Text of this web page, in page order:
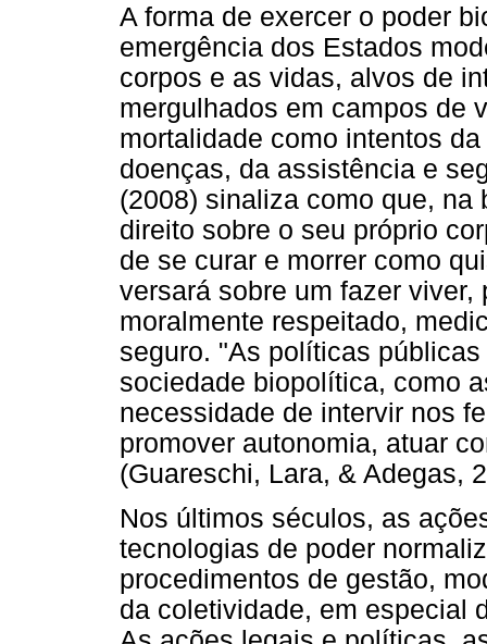
A forma de exercer o poder
emergência dos Estados
corpos e as vidas, alvos de
mergulhados em campos de
mortalidade como intentos
doenças, da assistência e
(2008) sinaliza como que,
direito sobre o seu próprio
de se curar e morrer como
versará sobre um fazer
moralmente respeitado,
seguro. "As políticas
sociedade biopolítica, como
necessidade de intervir nos
promover autonomia, atuar
(Guareschi, Lara, & Adegas,
Nos últimos séculos, as
tecnologias de poder
procedimentos de gestão,
da coletividade, em especial